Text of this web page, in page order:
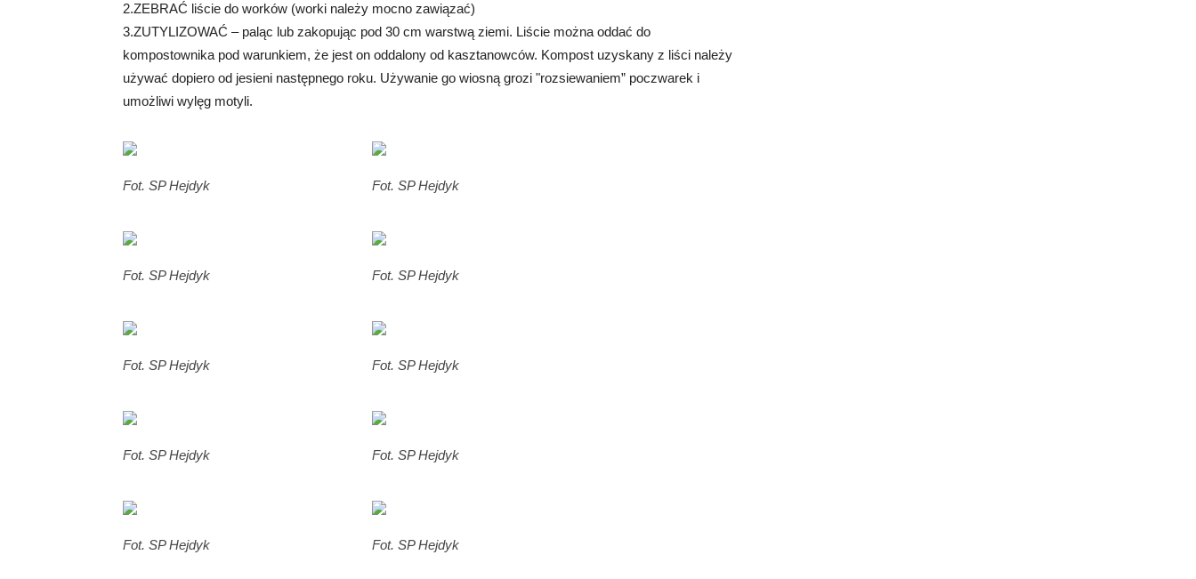
2.ZEBRAĆ liście do worków (worki należy mocno zawiązać)
3.ZUTYLIZOWAĆ – paląc lub zakopując pod 30 cm warstwą ziemi. Liście można oddać do
kompostownika pod warunkiem, że jest on oddalony od kasztanowców. Kompost uzyskany z liści należy
używać dopiero od jesieni następnego roku. Używanie go wiosną grozi "rozsiewaniem” poczwarek i
umożliwi wylęg motyli.
Fot. SP Hejdyk Fot. SP Hejdyk
Fot. SP Hejdyk Fot. SP Hejdyk
Fot. SP Hejdyk Fot. SP Hejdyk
Fot. SP Hejdyk Fot. SP Hejdyk
Fot. SP Hejdyk Fot. SP Hejdyk